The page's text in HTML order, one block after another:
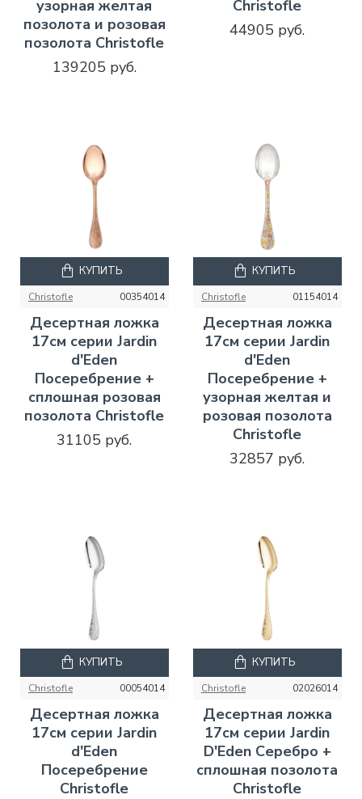
узорная желтая
позолота и розовая
позолота Christofle
139205 руб.
Christofle
44905 руб.
Christofle 00354014
Десертная ложка
17см серии Jardin
d'Eden
Посеребрение +
сплошная розовая
позолота Christofle
31105 руб.
КУПИТЬ
Christofle 01154014
Десертная ложка
17см серии Jardin
d'Eden
Посеребрение +
узорная желтая и
розовая позолота
Christofle
32857 руб.
КУПИТЬ
Christofle 00054014
Десертная ложка
17см серии Jardin
d'Eden
Посеребрение
Christofle
КУПИТЬ
Christofle 02026014
Десертная ложка
17см серии Jardin
D'Eden Серебро +
сплошная позолота
Christofle
КУПИТЬ